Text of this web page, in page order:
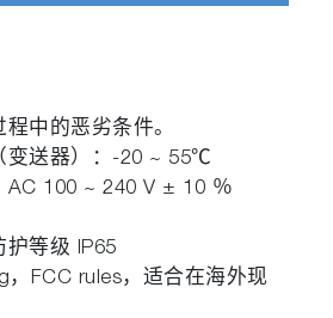
程中的恶劣条件。
（变送器）：-20 ~ 55℃
AC 100 ~ 240 V ± 10 ％
护等级 IP65
，FCC rules，适合在海外现